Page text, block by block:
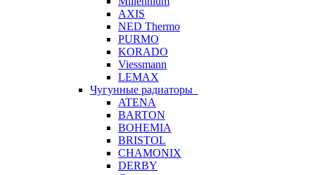
AXIS
NED Thermo
PURMO
KORADO
Viessmann
LEMAX
Чугунные радиаторы
ATENA
BARTON
BOHEMIA
BRISTOL
CHAMONIX
DERBY